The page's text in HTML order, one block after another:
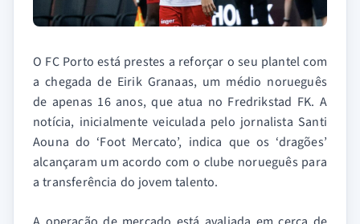
O FC Porto está prestes a reforçar o seu plantel com
a chegada de Eirik Granaas, um médio norueguês
de apenas 16 anos, que atua no Fredrikstad FK. A
notícia, inicialmente veiculada pelo jornalista Santi
Aouna do ‘Foot Mercato’, indica que os ‘dragões’
alcançaram um acordo com o clube norueguês para
a transferência do jovem talento.